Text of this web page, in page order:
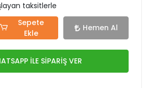
taksitlerle
Sepete
Ekle
Hemen Al
İLE SİPARİŞ VER